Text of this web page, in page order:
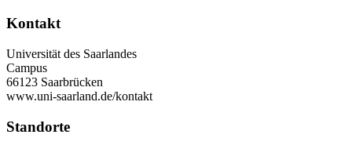
Kontakt
Universität des Saarlandes
Campus
66123 Saarbrücken
www.uni-saarland.de/kontakt
Standorte